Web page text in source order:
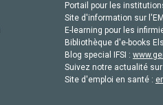
Portail pour les
Site d'information sur
E-learning pour les
Bibliothèque d'e-books
Blog special IFSI :
Suivez notre actualité
Site d'emploi en santé :